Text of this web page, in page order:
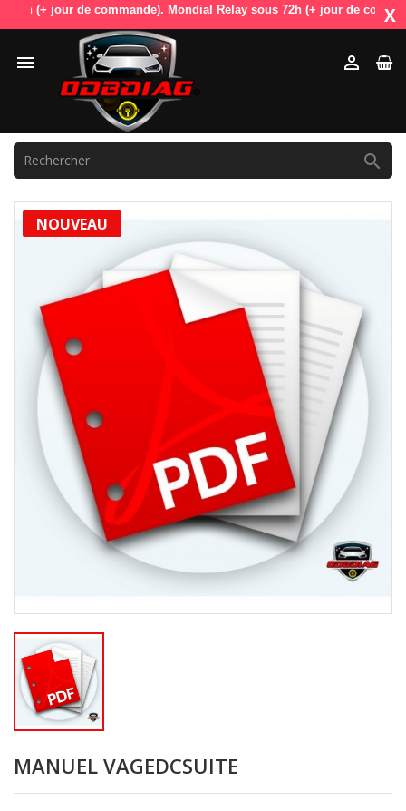
(+ jour de commande). Mondial Relay sous 72h (+ jour de X
 

NOUVEAU
MANUEL VAGEDCSUITE